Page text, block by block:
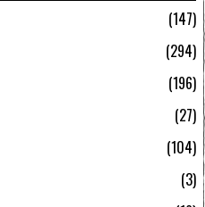
147
294
196
27
104
3